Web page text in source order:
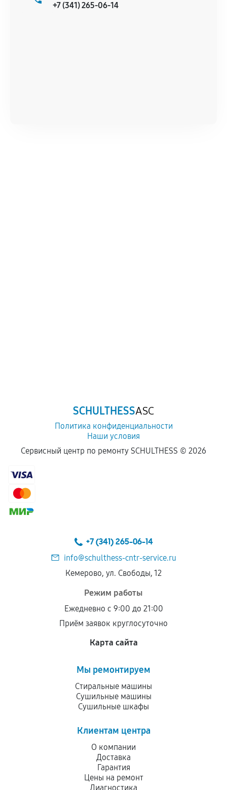
+7 (341) 265-06-14
SCHULTHESSASC
Политика конфиденциальности
Наши условия
Сервисный центр по ремонту SCHULTHESS © 2026
+7 (341) 265-06-14
info@schulthess-cntr-service.ru
Кемерово, ул. Свободы, 12
Режим работы
Ежедневно с 9:00 до 21:00
Приём заявок круглосуточно
Карта сайта
Мы ремонтируем
Стиральные машины
Сушильные машины
Сушильные шкафы
Клиентам центра
О компании
Доставка
Гарантия
Цены на ремонт
Диагностика